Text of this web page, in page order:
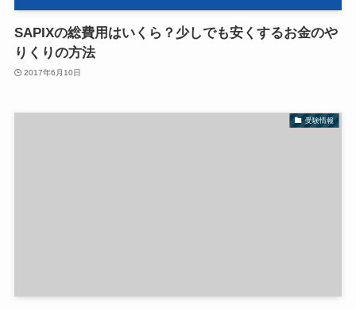
SAPIXの総費用はいくら？少しでも安くするお金のや
りくりの方法
2017年6月10日
受験情報